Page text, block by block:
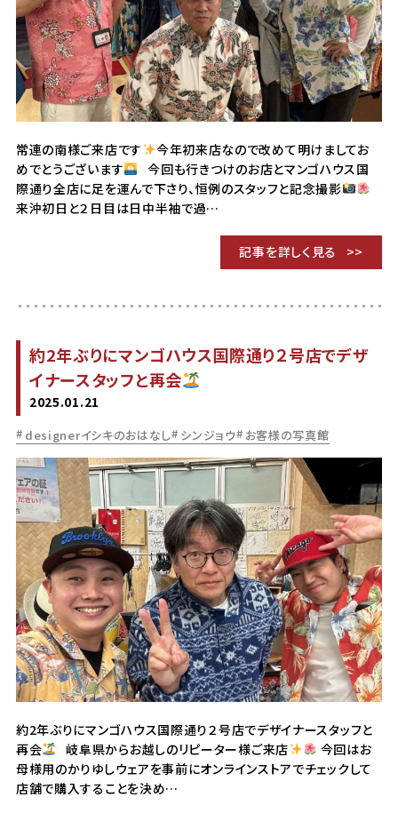
常連の南様ご来店です
今年初来店なので改めて明けましてお
めでとうございます
今回も行きつけのお店とマンゴハウス国
際通り全店に足を運んで下さり、恒例のスタッフと記念撮影
来沖初日と２日目は日中半袖で過…
記事を詳しく見る
約2年ぶりにマンゴハウス国際通り２号店でデザ
イナースタッフと再会
2025.01.21
designerイシキのおはなし シンジョウ お客様の写真館
約2年ぶりにマンゴハウス国際通り２号店でデザイナースタッフと
再会
岐阜県からお越しのリピーター様ご来店
今回はお
母様用のかりゆしウェアを事前にオンラインストアでチェックして
店舗で購入することを決め…